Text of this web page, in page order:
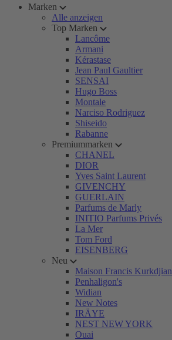
Marken
Alle anzeigen
Top Marken
Lancôme
Armani
Kérastase
Jean Paul Gaultier
SENSAI
Hugo Boss
Montale
Narciso Rodriguez
Shiseido
Rabanne
Premiummarken
CHANEL
DIOR
Yves Saint Laurent
GIVENCHY
GUERLAIN
Parfums de Marly
INITIO Parfums Privés
La Mer
Tom Ford
EISENBERG
Neu
Maison Francis Kurkdjian
Penhaligon's
Widian
New Notes
IRÄYE
NEST NEW YORK
Ouai